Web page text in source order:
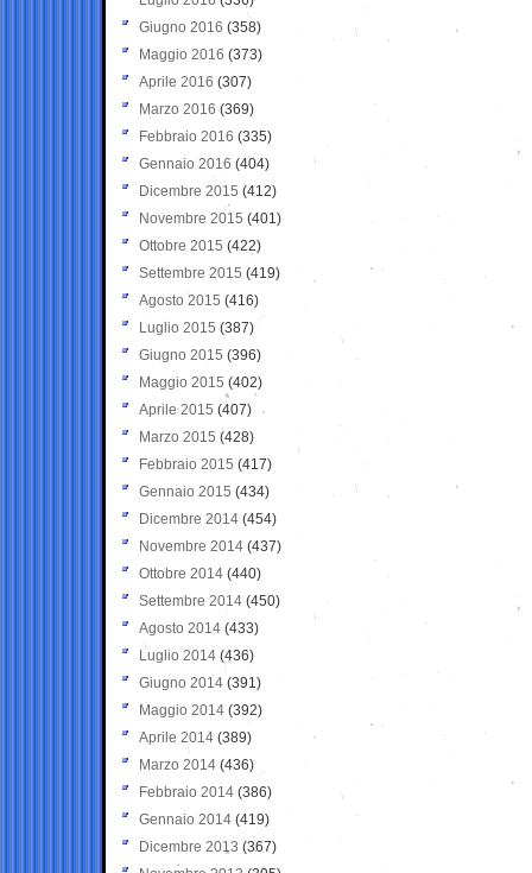
Giugno 2016 (358)
Maggio 2016 (373)
Aprile 2016 (307)
Marzo 2016 (369)
Febbraio 2016 (335)
Gennaio 2016 (404)
Dicembre 2015 (412)
Novembre 2015 (401)
Ottobre 2015 (422)
Settembre 2015 (419)
Agosto 2015 (416)
Luglio 2015 (387)
Giugno 2015 (396)
Maggio 2015 (402)
Aprile 2015 (407)
Marzo 2015 (428)
Febbraio 2015 (417)
Gennaio 2015 (434)
Dicembre 2014 (454)
Novembre 2014 (437)
Ottobre 2014 (440)
Settembre 2014 (450)
Agosto 2014 (433)
Luglio 2014 (436)
Giugno 2014 (391)
Maggio 2014 (392)
Aprile 2014 (389)
Marzo 2014 (436)
Febbraio 2014 (386)
Gennaio 2014 (419)
Dicembre 2013 (367)